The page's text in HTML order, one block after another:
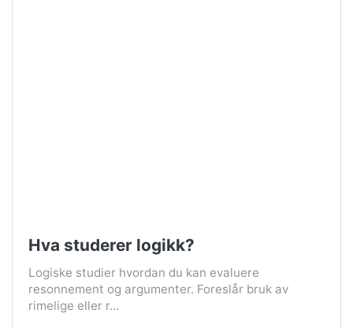
Hva studerer logikk?
Logiske studier hvordan du kan evaluere
resonnement og argumenter. Foreslår bruk av
rimelige eller r...